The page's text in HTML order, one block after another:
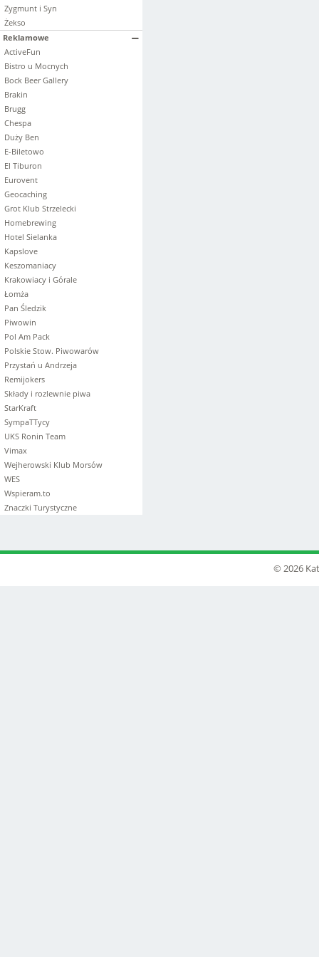
Zygmunt i Syn
Żekso
Reklamowe
ActiveFun
Bistro u Mocnych
Bock Beer Gallery
Brakin
Brugg
Chespa
Duży Ben
E-Biletowo
El Tiburon
Eurovent
Geocaching
Grot Klub Strzelecki
Homebrewing
Hotel Sielanka
Kapslove
Keszomaniacy
Krakowiacy i Górale
Łomża
Pan Śledzik
Piwowin
Pol Am Pack
Polskie Stow. Piwowarów
Przystań u Andrzeja
Remijokers
Składy i rozlewnie piwa
StarKraft
SympaTTycy
UKS Ronin Team
Vimax
Wejherowski Klub Morsów
WES
Wspieram.to
Znaczki Turystyczne
© 2026